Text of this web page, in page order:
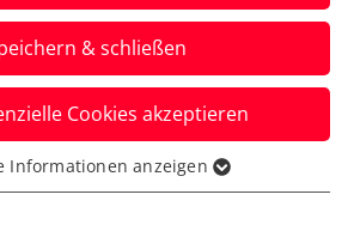
bei
Open Tennis
Joel Schwärzler, Dennis
Perelygina & Co. bleiben in
& schließen
Cookies akzeptieren
werden für grundlegende
Informationen anzeigen